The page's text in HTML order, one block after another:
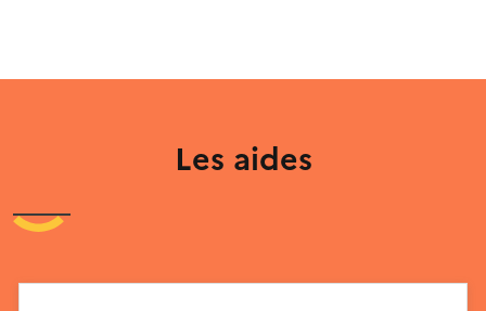
Les aides